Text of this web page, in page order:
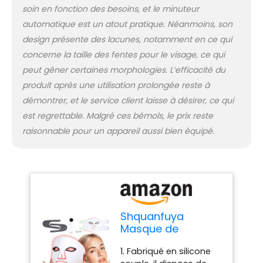
pas de pression ni de
marques sur le visage.
5. Nous nous
aux clients la meilleure
expérience d'achat.
Pour vous fournir un
remboursement de 60
jours et une garantie
gratuite de 365 jours, si
vous avez des
soin en fonction des besoins, et le minuteur
automatique est un atout pratique. Néanmoins, son
design présente des lacunes, notamment en ce qui
concerne la taille des fentes pour le visage, ce qui
peut gêner certaines morphologies. L’efficacité du
produit après une utilisation prolongée reste à
démontrer, et le service client laisse à désirer, ce qui
est regrettable. Malgré ces bémols, le prix reste
raisonnable pour un appareil aussi bien équipé.
Shquanfuya
Masque de
DEL – Lumière LED
1. Fabriqué en silicone